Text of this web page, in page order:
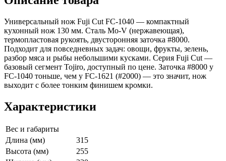
Универсальный нож Fuji Cut FC-1040 — компактный
кухонный нож 130 мм. Сталь Mo-V (нержавеющая),
термопластовая рукоять, двусторонняя заточка #8000.
Подходит для повседневных задач: овощи, фрукты, зелень,
разбор мяса и рыбы небольшими кусками. Серия Fuji Cut —
базовый сегмент Tojiro, доступный по цене. Заточка #8000 у
FC-1040 тоньше, чем у FC-1621 (#2000) — это значит, нож
выходит с более тонким финишем кромки.
Характеристики
Вес и габариты
Длина (мм)
315
Высота (мм)
255